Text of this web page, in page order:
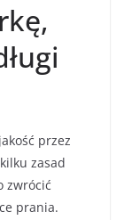
przez
zasad
zwrócić
prania.